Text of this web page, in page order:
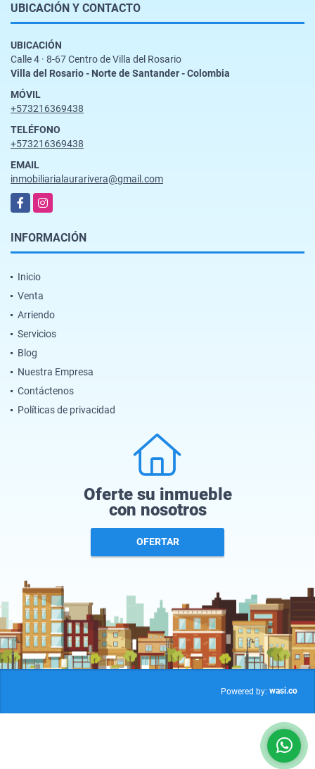
UBICACIÓN Y CONTACTO
UBICACIÓN
Calle 4 · 8-67 Centro de Villa del Rosario
Villa del Rosario - Norte de Santander - Colombia
MÓVIL
+573216369438
TELÉFONO
+573216369438
EMAIL
inmobiliarialaurarivera@gmail.com
FacebookInstagram
INFORMACIÓN
Inicio
Venta
Arriendo
Servicios
Blog
Nuestra Empresa
Contáctenos
Políticas de privacidad
Oferte su inmueble
con nosotros
OFERTAR
Powered by: wasi.co